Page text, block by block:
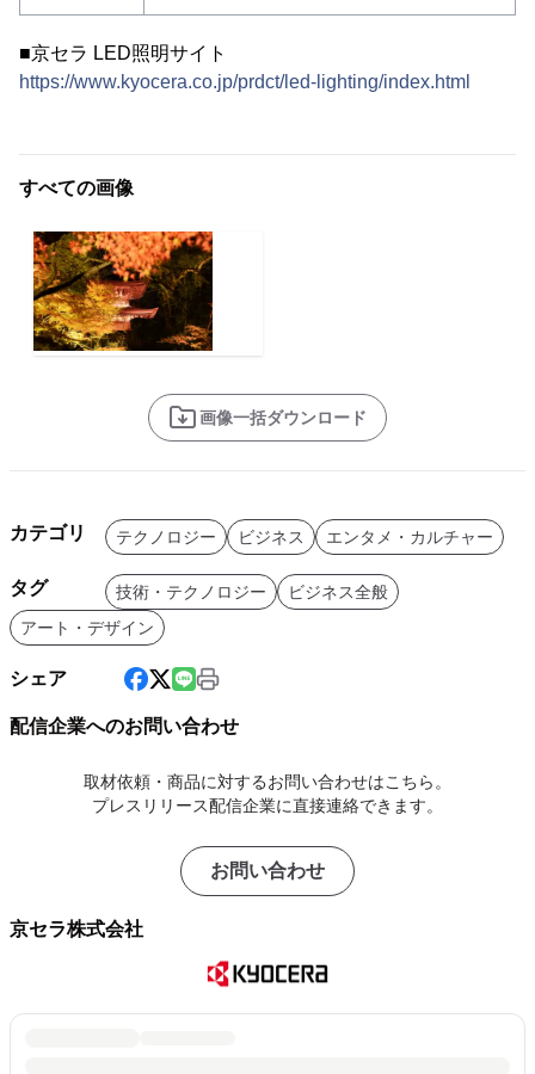
■京セラ LED照明サイト
https://www.kyocera.co.jp/prdct/led-lighting/index.html
すべての画像
画像一括ダウンロード
カテゴリ テクノロジー ビジネス エンタメ・カルチャー
タグ 技術・テクノロジー
ビジネス全般
アート・デザイン
シェア
配信企業へのお問い合わせ
取材依頼・商品に対するお問い合わせはこちら。
プレスリリース配信企業に直接連絡できます。
お問い合わせ
京セラ株式会社